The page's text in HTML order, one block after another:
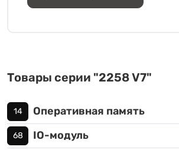
Товары серии "2258 V7"
14 Оперативная память
68 IO-модуль